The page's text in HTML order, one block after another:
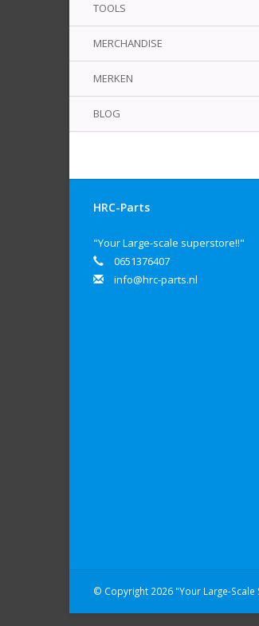
TOOLS
MERCHANDISE
MERKEN
BLOG
HRC-Parts
"Your Large-scale superstore!!"
0651376407
info@hrc-parts.nl
© Copyright 2026 "Your Large-